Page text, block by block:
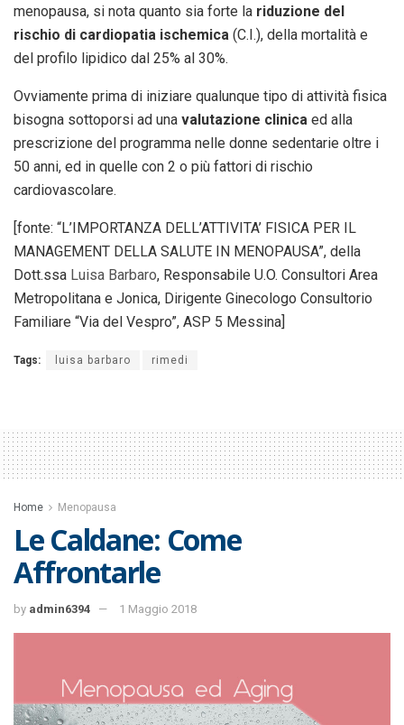
menopausa, si nota quanto sia forte la riduzione del
rischio di cardiopatia ischemica (C.I.), della mortalità e
del profilo lipidico dal 25% al 30%.
Ovviamente prima di iniziare qualunque tipo di attività fisica
bisogna sottoporsi ad una valutazione clinica ed alla
prescrizione del programma nelle donne sedentarie oltre i
50 anni, ed in quelle con 2 o più fattori di rischio
cardiovascolare.
[fonte: “L’IMPORTANZA DELL’ATTIVITA’ FISICA PER IL
MANAGEMENT DELLA SALUTE IN MENOPAUSA”, della
Dott.ssa Luisa Barbaro, Responsabile U.O. Consultori Area
Metropolitana e Jonica, Dirigente Ginecologo Consultorio
Familiare “Via del Vespro”, ASP 5 Messina]
Tags: luisa barbaro rimedi
Home Menopausa
Le Caldane: Come
Affrontarle
by admin6394 1 Maggio 2018